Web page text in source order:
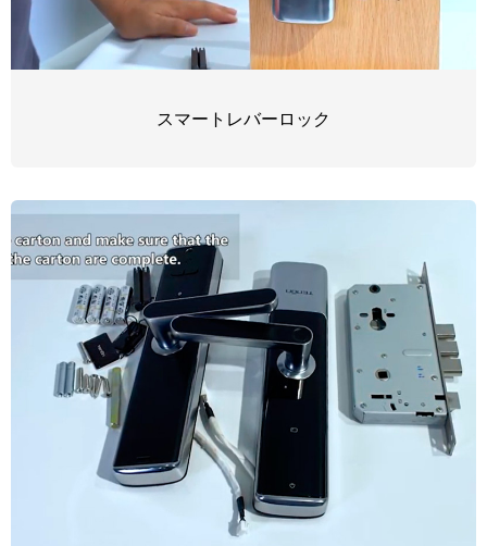
スマートレバーロック